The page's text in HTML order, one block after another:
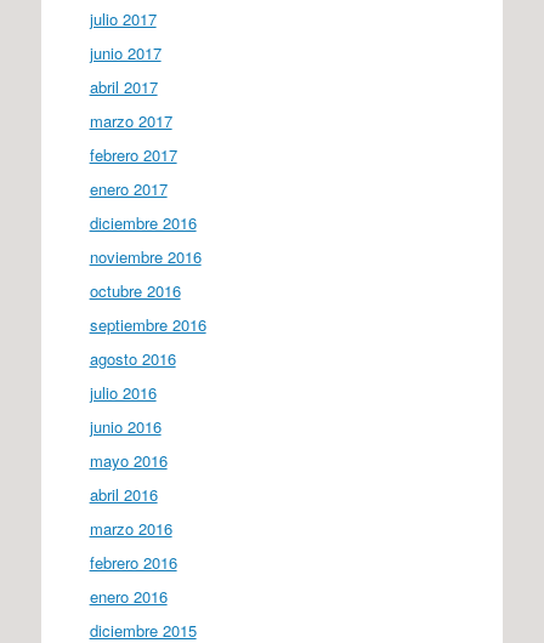
julio 2017
junio 2017
abril 2017
marzo 2017
febrero 2017
enero 2017
diciembre 2016
noviembre 2016
octubre 2016
septiembre 2016
agosto 2016
julio 2016
junio 2016
mayo 2016
abril 2016
marzo 2016
febrero 2016
enero 2016
diciembre 2015